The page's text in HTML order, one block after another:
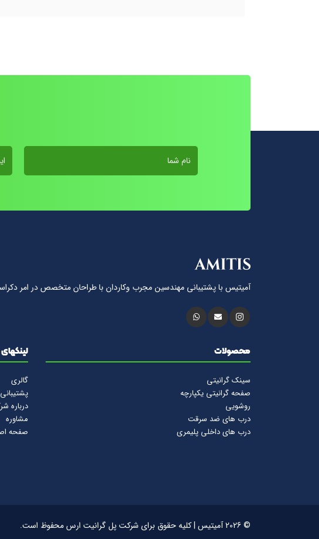
آمیتیس با پشتيبانى مهندسين مجرب وكاردان با طراحان متخصص در امر
محصولات
سینک گرانیتی
صفحه گرانیتی یکپارچه
روشویی
درب های ضد سرقت
درب های داخلی پلیمری
گالری
پشتیبانی
درباره
مشاوره
صفحه
© 2026 آمیتیس | کلیه حقوق برای شرکت پل گرانیت ارس محفوظ است.